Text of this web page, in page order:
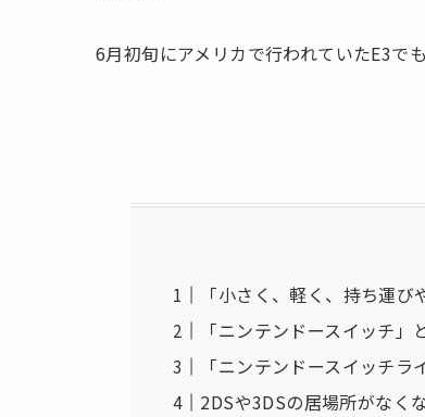
6月初旬にアメリカで行われていたE3で
「小さく、軽く、持ち運
「ニンテンドースイッチ
「ニンテンドースイッチ
2DSや3DSの居場所がなく